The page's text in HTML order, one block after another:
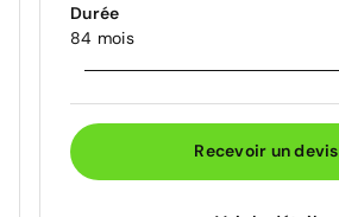
Durée
84 mois
Recevoir un devis